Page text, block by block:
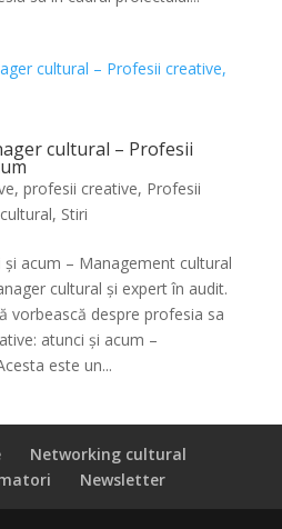
cultural – Profesii
, profesii creative, Profesii
, Stiri
acum – Management cultural
cultural și expert în audit.
vorbească despre profesia sa
atunci și acum –
este un...
Networking cultural
Newsletter